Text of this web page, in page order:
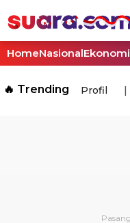
HomeNasionalEkonomi
🔥 Trending Profil